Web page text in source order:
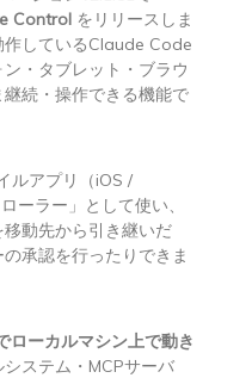
Controlをリリースしま
作しているClaude Code
・タブレット・ブラウ
続・操作できる機能で
ルアプリ（iOS /
ーラー」として使い、
動先から引き継いだ
承認を行ったりできま
ローカルマシン上で動き
ステム・MCPサーバ